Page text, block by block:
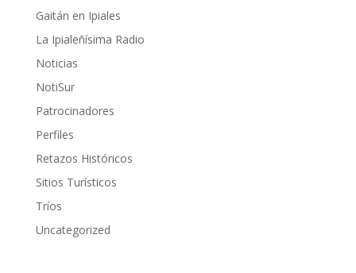
Gaitán en Ipiales
La Ipialeñísima Radio
Noticias
NotiSur
Patrocinadores
Perfiles
Retazos Históricos
Sitios Turísticos
Tríos
Uncategorized